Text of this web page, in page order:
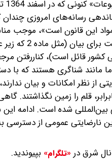
رسانه‌های امروزی
این قانون است»، موجب
تنها کارکرد
قائل است)، کنار‌رفتن
مانند شناگری هستند که با
نظر امکانات و بیان ندارند،
قلم را زمین
شده است. ادامه
عمومی از دسترسی
شرق در «تلگرام» بپیوندید.